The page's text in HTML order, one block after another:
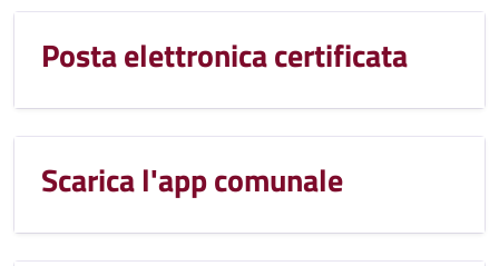
Posta elettronica certificata
Scarica l'app comunale